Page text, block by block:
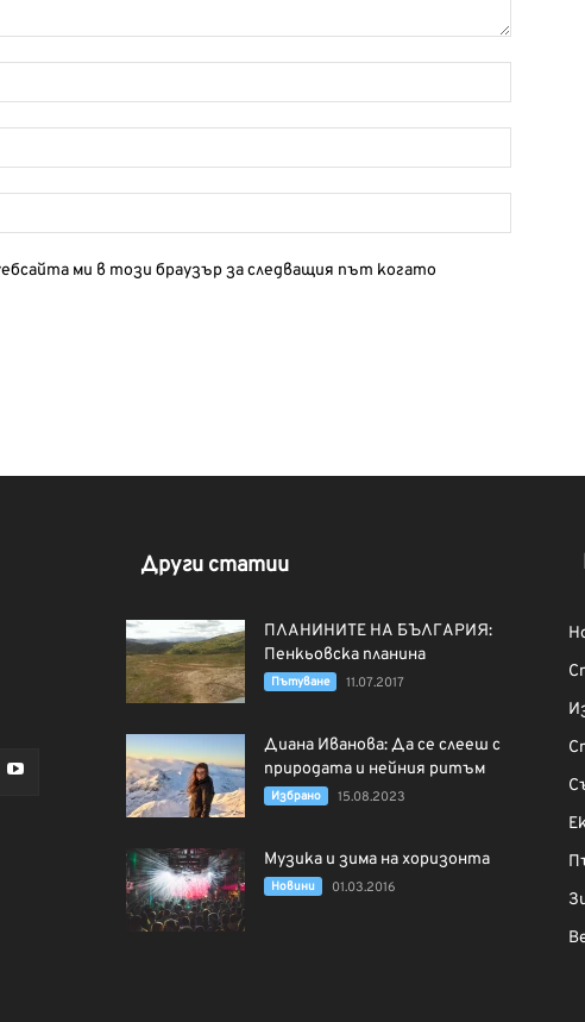
ми в този браузър за следващия път когато
Други статии
ПЛАНИНИТЕ НА БЪЛГАРИЯ:
Пенкьовска планина
Пътуване 11.07.2017
Диана Иванова: Да се слееш с
природата и нейния ритъм
Избрано 15.08.2023
Музика и зима на хоризонта
Новини 01.03.2016